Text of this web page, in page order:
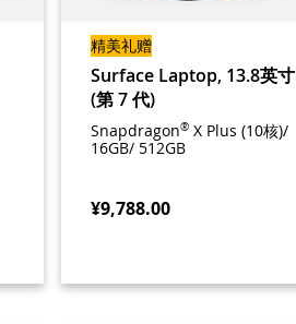
精美礼赠
Surface Laptop, 13.8英寸
(第 7 代)
Snapdragon® X Plus (10核)/
16GB/ 512GB
¥9,788.00